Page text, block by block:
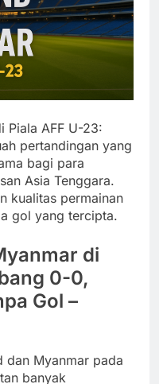
Piala AFF U-23:
pertandingan yang
bagi para
Asia Tenggara.
kualitas permainan
gol yang tercipta.
di
0-0,
Gol –
dan Myanmar pada
banyak